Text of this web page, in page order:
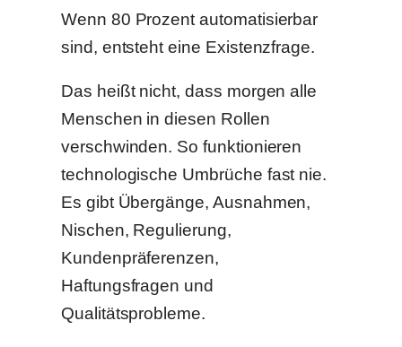
Wenn 80 Prozent automatisierbar
sind, entsteht eine Existenzfrage.
Das heißt nicht, dass morgen alle
Menschen in diesen Rollen
verschwinden. So funktionieren
technologische Umbrüche fast nie.
Es gibt Übergänge, Ausnahmen,
Nischen, Regulierung,
Kundenpräferenzen,
Haftungsfragen und
Qualitätsprobleme.